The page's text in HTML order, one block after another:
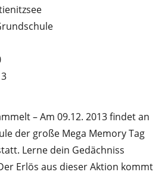
– Am 09.12. 2013 findet an
der große Mega Memory Tag
Lerne dein Gedächniss
Erlös aus dieser Aktion kommt